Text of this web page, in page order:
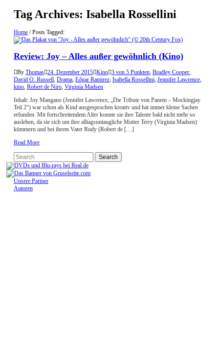
Tag Archives: Isabella Rossellini
Home /Posts Tagged:
Review: Joy – Alles außer gewöhnlich (Kino)
By Thomas 24. Dezember 2015 Kino 3 von 5 Punkten, Bradley Cooper,
David O. Russell, Drama, Edgar Ramirez, Isabella Rossellini, Jennifer Lawrence,
kino, Robert de Niro, Virginia Madsen
Inhalt: Joy Mangano (Jennifer Lawrence, „Die Tribute von Panem – Mockingjay
Teil 2“) war schon als Kind ausgesprochen kreativ und hat immer kleine Sachen
erfunden. Mit fortschreitendem Alter konnte sie ihre Talente bald nicht mehr so
ausleben, da sie sich um ihre alltagsuntaugliche Mutter Terry (Virginia Madsen)
kümmern und bei ihrem Vater Rudy (Robert de […]
Read More
Unsere Partner
Autoren